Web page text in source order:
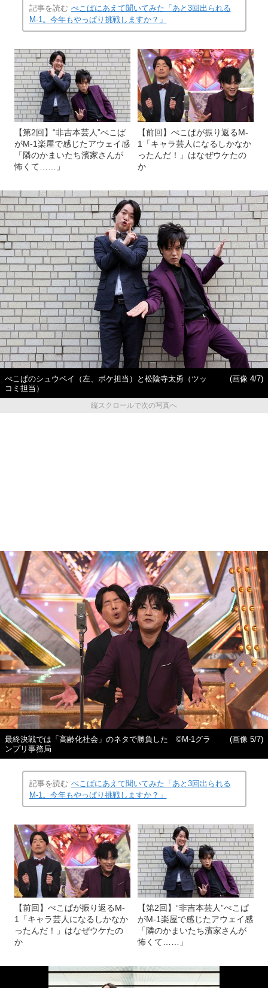
記事を読む ぺこぱにあえて聞いてみた「あと3回出られる
M-1。今年もやっぱり挑戦しますか？」
【第2回】“非吉本芸人”ぺこぱ
がM-1楽屋で感じたアウェイ感
「隣のかまいたち濱家さんが
怖くて……」
【前回】ぺこぱが振り返るM-
1「キャラ芸人になるしかなか
ったんだ！」はなぜウケたの
か
ぺこぱのシュウペイ（左、ボケ担当）と松陰寺太勇（ツッ
コミ担当）
(画像 4/7)
縦スクロールで次の写真へ
最終決戦では「高齢化社会」のネタで勝負した ©M-1グラ
ンプリ事務局
(画像 5/7)
記事を読む ぺこぱにあえて聞いてみた「あと3回出られる
M-1。今年もやっぱり挑戦しますか？」
【前回】ぺこぱが振り返るM-
1「キャラ芸人になるしかなか
ったんだ！」はなぜウケたの
か
【第2回】“非吉本芸人”ぺこぱ
がM-1楽屋で感じたアウェイ感
「隣のかまいたち濱家さんが
怖くて……」